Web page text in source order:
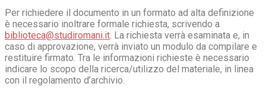
Per richiedere il documento in un formato ad alta definizione
è necessario inoltrare formale richiesta, scrivendo a
biblioteca@studiromani.it. La richiesta verrà esaminata e, in
caso di approvazione, verrà inviato un modulo da compilare e
restituire firmato. Tra le informazioni richieste è necessario
indicare lo scopo della ricerca/utilizzo del materiale, in linea
con il regolamento d’archivio.